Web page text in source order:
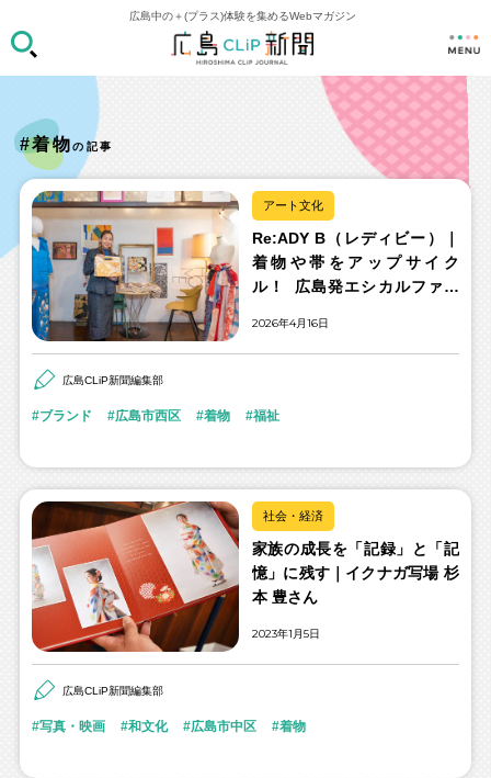
広島中の＋(プラス)体験を集めるWebマガジン
#着物の記事
アート文化
Re:ADY B（レディビー）｜
着物や帯をアップサイク
ル！ 広島発エシカルファッ
2026年4月16日
広島CLiP新聞編集部
ブランド 広島市西区 着物 福祉
社会・経済
家族の成長を「記録」と「記
憶」に残す｜イクナガ写場 杉
本 豊さん
2023年1月5日
広島CLiP新聞編集部
写真・映画 和文化 広島市中区 着物